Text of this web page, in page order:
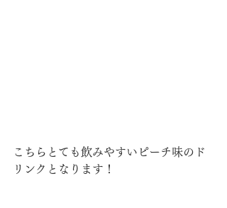
こちらとても飲みやすいピーチ味のド
リンクとなります！